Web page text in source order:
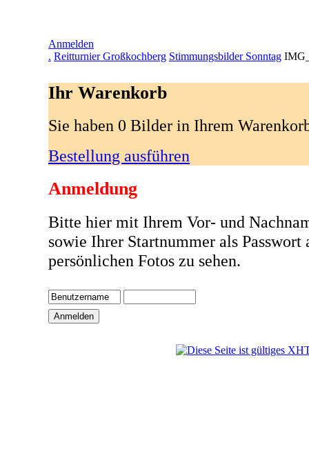
Anmelden
. Reitturnier Großkochberg Stimmungsbilder Sonntag
Ihr Warenkorb
Sie haben 0 Bilder in Ihrem
Bestellung ausführen
Anmeldung
Bitte hier mit Ihrem Vor- und
sowie Ihrer Startnummer als Passwort
persönlichen Fotos zu sehen.